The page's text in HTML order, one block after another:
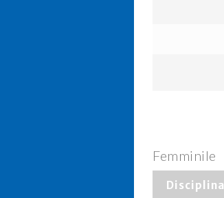
Femminile
Disciplina